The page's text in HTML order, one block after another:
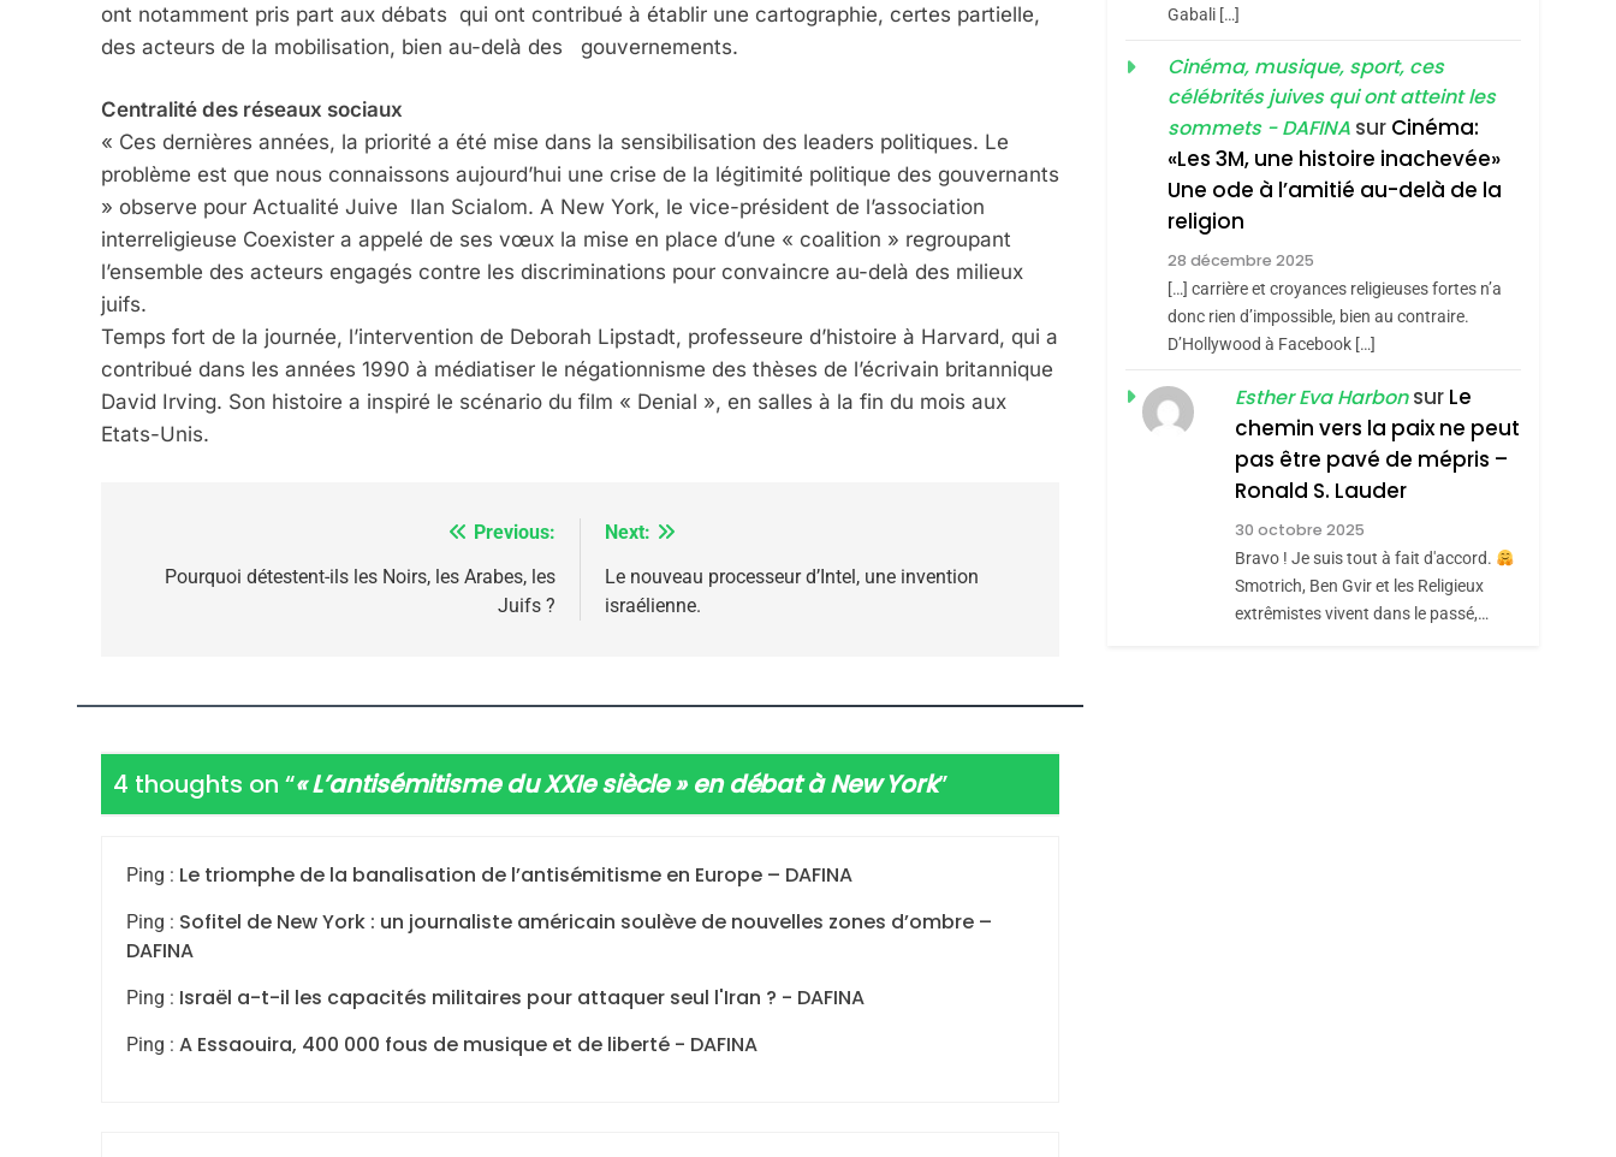
ont notamment pris part aux débats qui ont contribué à établir une cartographie, certes partielle,
des acteurs de la mobilisation, bien au-delà des gouvernements.
Centralité des réseaux sociaux
« Ces dernières années, la priorité a été mise dans la sensibilisation des leaders politiques. Le
problème est que nous connaissons aujourd’hui une crise de la légitimité politique des gouvernants
» observe pour Actualité Juive Ilan Scialom. A New York, le vice-président de l’association
interreligieuse Coexister a appelé de ses vœux la mise en place d’une « coalition » regroupant
l’ensemble des acteurs engagés contre les discriminations pour convaincre au-delà des milieux
juifs.
Temps fort de la journée, l’intervention de Deborah Lipstadt, professeure d’histoire à Harvard, qui a
contribué dans les années 1990 à médiatiser le négationnisme des thèses de l’écrivain britannique
David Irving. Son histoire a inspiré le scénario du film « Denial », en salles à la fin du mois aux
Etats-Unis.
Previous:
Pourquoi détestent-ils les Noirs, les Arabes, les
Juifs ?
Next:
Le nouveau processeur d’Intel, une invention
israélienne.
4 thoughts on “« L’antisémitisme du XXIe siècle » en débat à New York”
Ping : Le triomphe de la banalisation de l’antisémitisme en Europe – DAFINA
Ping : Sofitel de New York : un journaliste américain soulève de nouvelles zones d’ombre –
DAFINA
Ping : Israël a-t-il les capacités militaires pour attaquer seul l'Iran ? - DAFINA
Ping : A Essaouira, 400 000 fous de musique et de liberté - DAFINA
Accords D’Isaac:
L’alliance Pourrait
S’étendre À 13 Pays
D’Amérique Latine
ISRAÉL JUDAISME
5
Meurtrière Selon Le
Rapport D’ADL
Contre
L’antisémitisme
FRANCE ISRAÉL
FIÈRE, DIGNE ET
RÉSILIENTE :
POURQUOI JE
REVENDIQUE MA
JUDAÏTE Par Thérèse
Zrihen-Dvir
ISRAÉL JUDAISME
CE QUI NOUS
MANQUE – Jacques
Hadida
JUDAISME
Maroc : Les Amandes
Gabali […]
Cinéma, musique, sport, ces
célébrités juives qui ont atteint les
sommets - DAFINA sur Cinéma:
«Les 3M, une histoire inachevée»
Une ode à l’amitié au-delà de la
religion
28 décembre 2025
[…] carrière et croyances religieuses fortes n’a
donc rien d’impossible, bien au contraire.
D’Hollywood à Facebook […]
Esther Eva Harbonsur Le
chemin vers la paix ne peut
pas être pavé de mépris –
Ronald S. Lauder
30 octobre 2025
Bravo ! Je suis tout à fait d'accord.
Smotrich, Ben Gvir et les Religieux
extrêmistes vivent dans le passé,…
5
2025, L’année La Plus Meurtrière Selon Le Rapport D’ADL Contre L’antisémitisme
FRANCE ISRAÉL
Dvir
CE QUI NOUS MANQUE – Jacques Hadida
JUDAISME